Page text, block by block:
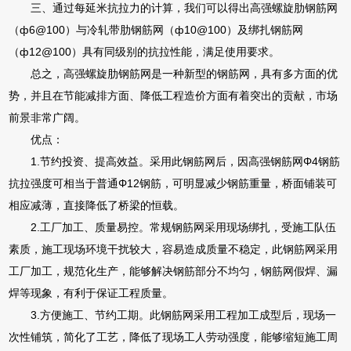
三、通过每延米抗拉力的计算，我们可以得出高强螺旋肋钢筋网
（ф6@100）与冷轧带肋钢筋网（ф10@100）及绑扎钢筋网
（ф12@100）具有同级别的抗拉性能，满足使用要求。
总之，高强螺旋肋钢筋网是一种新型的钢筋网，具有多方面的优
势，并且在节能减排方面、降低工程造价方面有着突出的贡献，市场
前景非常广阔。
优点：
1.节约投资、提高效益。采用此钢筋网后，因高强钢筋网Φ4钢筋
抗拉强度可相当于普通Φ12钢筋，可明显减少钢筋重量，桥面铺装可
相应减薄，直接降低了桥梁的恒载。
2.工厂加工、质量易控。常规钢筋网采用现场绑扎，受施工队伍
素质，施工现场环境干扰较大，容易造成质量不稳定，此钢筋网采用
工厂加工，规范化生产，能够解决钢筋部分不均匀，钢筋网假焊、漏
焊等现象，有利于保证工程质量。
3.方便施工、节约工期。此钢筋网采用工程加工成型后，现场一
次性铺筑，简化了工艺，降低了现场工人劳动强度，能够缩短施工周